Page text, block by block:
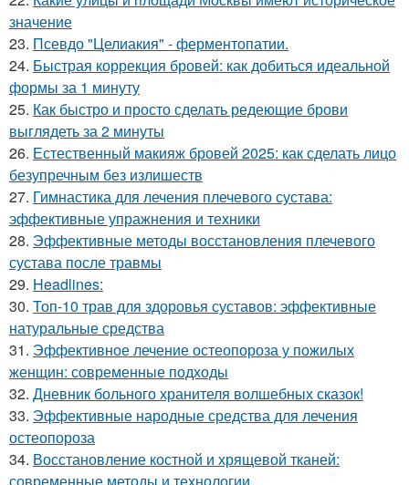
значение
23. Псевдо "Целиакия" - ферментопатии.
24. Быстрая коррекция бровей: как добиться идеальной
формы за 1 минуту
25. Как быстро и просто сделать редеющие брови
выглядеть за 2 минуты
26. Естественный макияж бровей 2025: как сделать лицо
безупречным без излишеств
27. Гимнастика для лечения плечевого сустава:
эффективные упражнения и техники
28. Эффективные методы восстановления плечевого
сустава после травмы
29. Headlines:
30. Топ-10 трав для здоровья суставов: эффективные
натуральные средства
31. Эффективное лечение остеопороза у пожилых
женщин: современные подходы
32. Дневник больного хранителя волшебных сказок!
33. Эффективные народные средства для лечения
остеопороза
34. Восстановление костной и хрящевой тканей: